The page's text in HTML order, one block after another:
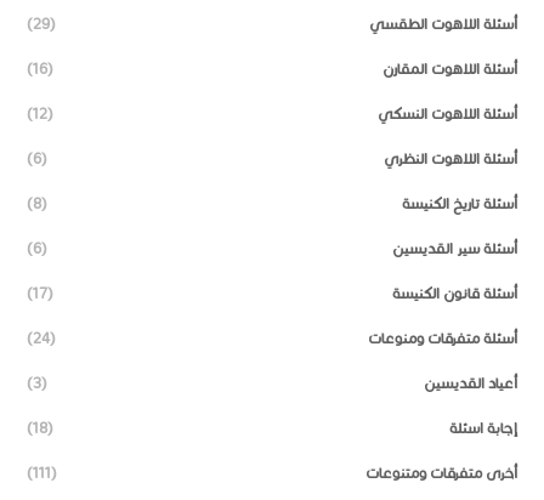
أسئلة اللاهوت الطقسي (29)
أسئلة اللاهوت المقارن (16)
أسئلة اللاهوت النسكي (12)
أسئلة اللاهوت النظري (6)
أسئلة تاريخ الكنيسة (8)
أسئلة سير القديسين (6)
أسئلة قانون الكنيسة (17)
أسئلة متفرقات ومنوعات (24)
أعياد القديسين (3)
إجابة اسئلة (18)
أخرى متفرقات ومتنوعات (111)